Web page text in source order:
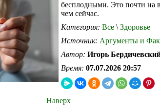
бесплодными. Это почти на
чем сейчас.
Категория: Все \ Здоровье
Источник: Аргументы и
Автор: Игорь
Время: 07.07.2026 20:57
Наверх